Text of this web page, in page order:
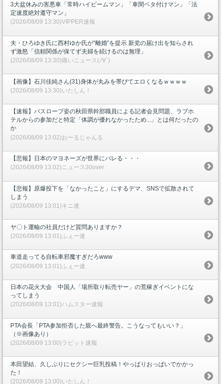
3大盆休みの害悪車「常時ハイビームマン」「車間ベタ付けマン」「法
定速度絶対遵守マン」
(2026/08/09 13:30)VIPPER速報
夫・ひろゆき氏に西村ゆか氏が“離婚”を提示 新党の届け出を知らされ
ず激怒「信頼関係が保てず夫婦を続けるのは無理」
(2026/08/09 13:30)痛いニュース(ﾉ∀`)
【画像】石川佳純さん(31)身体が丸みを帯びてエロくなるｗｗｗｗ
(2026/08/09 13:30)いたしん！
【速報】バスローブ姿の秋田県幹部職員による記者会見問題、ラブホ
テルからの参加だと特定「体調が優れなかったため...」とは何だったの
か
(2026/08/09 13:02)おーるじゃんる
【悲報】日本のマヨネーズが世界にバレる・・・
(2026/08/09 13:02)ニュース30over
【悲報】原爆投下を「なかったこと」にするデマ、SNSで拡散されて
しまう
(2026/08/09 13:01)キニ速
ヤ〇ト運輸の社員だけど質問ありますか？
(2026/08/09 13:01)ふぇー速
車道走ってる自転車邪魔すぎだろwww
(2026/08/09 13:01)ふぇー速
日本の花火大会 中国人「場所取り転売ヤー」の荒稼ぎイベントにな
ってしまう
(2026/08/09 13:01)ハムスター速報
PTA会長「PTA参加拒否した親へ最終警告。こうなってもいい？」
（※画像あり）
(2026/08/09 13:00)ラビット速報
本田望結、久しぶりにセクシー巨乳投稿！やっぱりおっぱいでかかっ
た！
(2026/08/09 13:00)いたしん！